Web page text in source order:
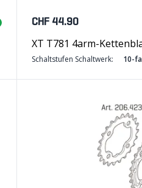
CHF 44.90
XT T781 4arm-
Schaltstufen Schaltwerk: 10-